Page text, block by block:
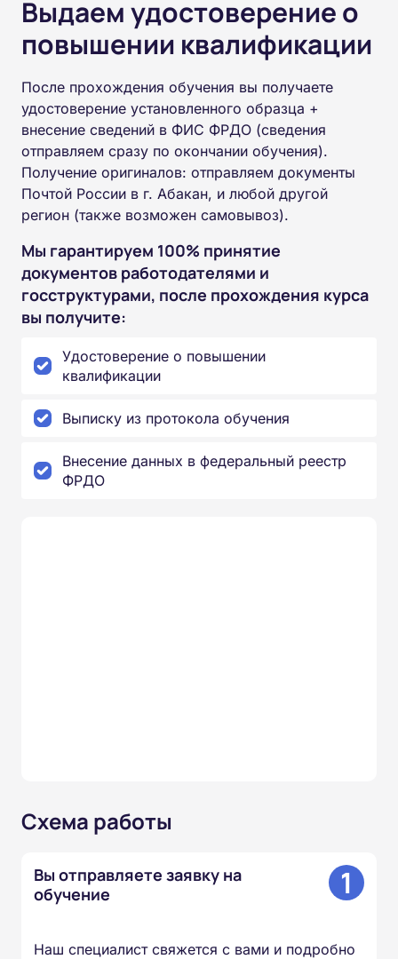
Выдаем удостоверение о
повышении квалификации
После прохождения обучения вы получаете
удостоверение установленного образца +
внесение сведений в ФИС ФРДО (сведения
отправляем сразу по окончании обучения).
Получение оригиналов: отправляем документы
Почтой России в г. Абакан, и любой другой
регион (также возможен самовывоз).
Мы гарантируем 100% принятие
документов работодателями и
госструктурами, после прохождения курса
вы получите:
Удостоверение о повышении
квалификации
Выписку из протокола обучения
Внесение данных в федеральный реестр
ФРДО
Схема работы
Вы отправляете заявку на
обучение
1
Наш специалист свяжется с вами и подробно